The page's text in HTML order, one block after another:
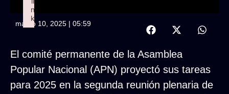
marzo 10, 2025 | 05:59
El comité permanente de la Asamblea
Popular Nacional (APN) proyectó sus tareas
para 2025 en la segunda reunión plenaria de
n
k
Failed to initialize plugin: wplink